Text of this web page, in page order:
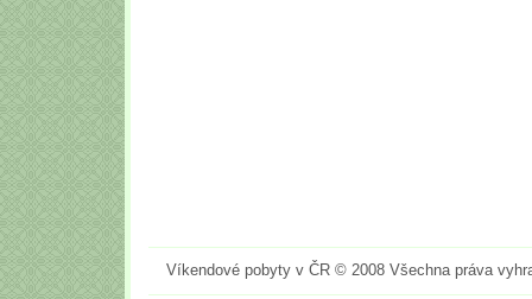
Víkendové pobyty v ČR © 2008 Všechna práva